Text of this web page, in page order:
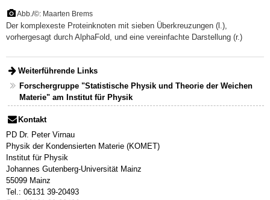
Abb./©: Maarten Brems
Der komplexeste Proteinknoten mit sieben Überkreuzungen (l.),
vorhergesagt durch AlphaFold, und eine vereinfachte Darstellung (r.)
Weiterführende Links
Forschergruppe "Statistische Physik und Theorie der Weichen
Materie" am Institut für Physik
Kontakt
PD Dr. Peter Virnau
Physik der Kondensierten Materie (KOMET)
Institut für Physik
Johannes Gutenberg-Universität Mainz
55099 Mainz
Tel.: 06131 39-20493